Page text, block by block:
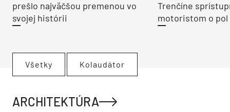
prešlo najväčšou premenou vo
svojej histórii
Trenčíne
motoristom o pol
Všetky Kolaudátor
ARCHITEKTÚRA